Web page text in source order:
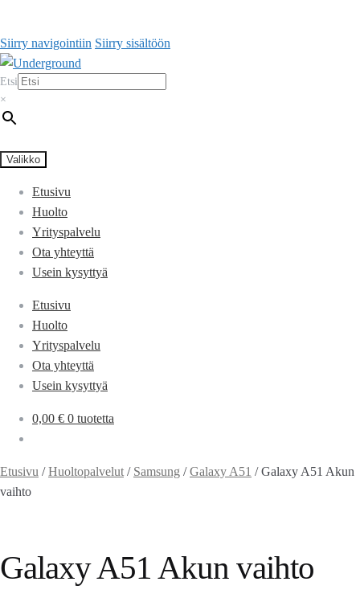
Siirry navigointiin Siirry sisältöön
Etsi
×
Valikko
Etusivu
Huolto
Yrityspalvelu
Ota yhteyttä
Usein kysyttyä
Etusivu
Huolto
Yrityspalvelu
Ota yhteyttä
Usein kysyttyä
0,00 € 0 tuotetta
Etusivu /Huoltopalvelut / Samsung /Galaxy A51 /Galaxy A51 Akun
vaihto
Galaxy A51 Akun vaihto